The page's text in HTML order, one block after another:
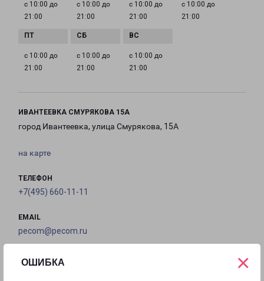
ОШИБКА ×
с 10:00 до
21:00
с 10:00 до
21:00
с 10:00 до
21:00
с 10:00 до
21:00
с 10:00 до
21:00
с 10:00 до
21:00
с 10:00 до
21:00
ИВАНТЕЕВКА СМУРЯКОВА 15А
город Ивантеевка, улица Смурякова, 15А
на карте
ТЕЛЕФОН
+7(495) 660-11-11
EMAIL
pecom@pecom.ru